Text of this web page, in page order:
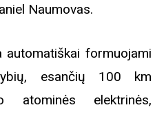
Naumovas.
formuojami
esančių 100 km
atominės elektrinės,